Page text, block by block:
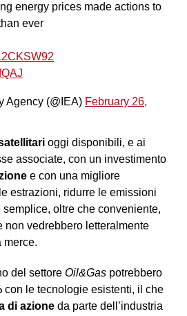
energy prices made actions to
ever
Agency (@IEA) February 26,
oggi disponibili, e ai
associate, con un investimento
e con una migliore
estrazioni, ridurre le emissioni
oltre che conveniente,
non vedrebbero letteralmente
merce.
del settore Oil&Gas potrebbero
con le tecnologie esistenti, il che
di azione da parte dell’industria